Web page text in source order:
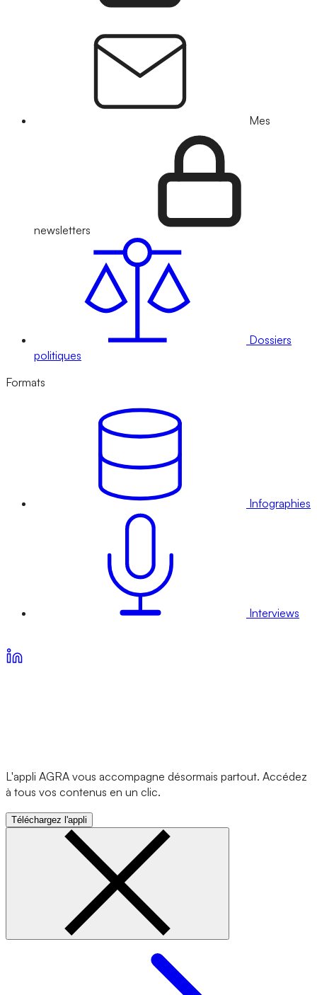
Mes
newsletters
Dossiers
politiques
Formats
Infographies
Interviews
L'appli AGRA vous accompagne désormais partout. Accédez
à tous vos contenus en un clic.
Téléchargez l'appli